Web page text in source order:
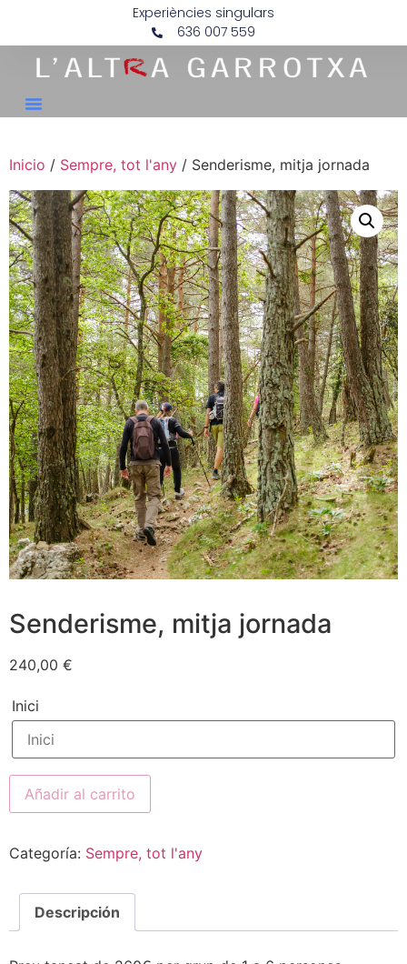
Experiències singulars
636 007 559
Inicio / Sempre, tot l'any / Senderisme, mitja jornada
Senderisme, mitja jornada
240,00 €
Inici
Añadir al carrito
Categoría: Sempre, tot l'any
Descripción